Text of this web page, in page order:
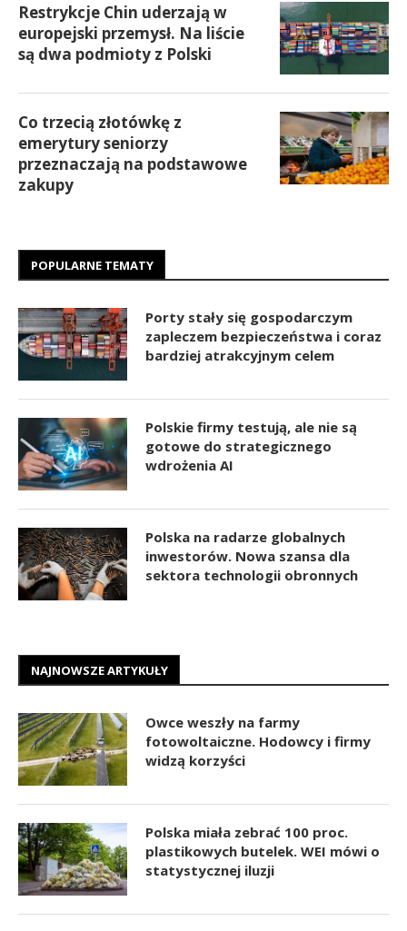
Restrykcje Chin uderzają w
europejski przemysł. Na liście
są dwa podmioty z Polski
Co trzecią złotówkę z
emerytury seniorzy
przeznaczają na podstawowe
zakupy
POPULARNE TEMATY
Porty stały się gospodarczym
zapleczem bezpieczeństwa i coraz
bardziej atrakcyjnym celem
Polskie firmy testują, ale nie są
gotowe do strategicznego
wdrożenia AI
Polska na radarze globalnych
inwestorów. Nowa szansa dla
sektora technologii obronnych
NAJNOWSZE ARTYKUŁY
Owce weszły na farmy
fotowoltaiczne. Hodowcy i firmy
widzą korzyści
Polska miała zebrać 100 proc.
plastikowych butelek. WEI mówi o
statystycznej iluzji